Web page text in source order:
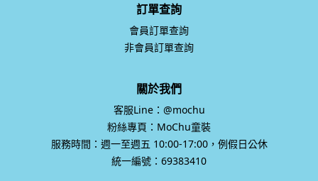
訂單查詢
會員訂單查詢
非會員訂單查詢
關於我們
客服Line：@mochu
粉絲專頁：MoChu童裝
服務時間：週一至週五 10:00-17:00，例假日公休
統一編號：69383410